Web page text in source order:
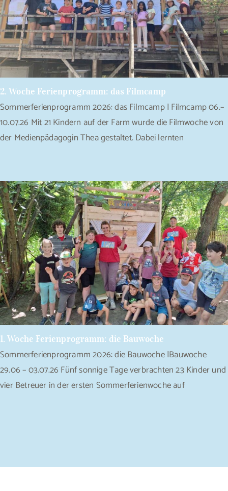
2. Woche Ferienprogramm: das Filmcamp
Sommerferienprogramm 2026: das Filmcamp | Filmcamp 06.–
10.07.26 Mit 21 Kindern auf der Farm wurde die Filmwoche von
der Medienpädagogin Thea gestaltet. Dabei lernten
1. Woche Ferienprogramm: die Bauwoche
Sommerferienprogramm 2026: die Bauwoche |Bauwoche
29.06 – 03.07.26 Fünf sonnige Tage verbrachten 23 Kinder und
vier Betreuer in der ersten Sommerferienwoche auf